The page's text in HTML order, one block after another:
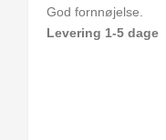
God fornnøjelse.
Levering 1-5 dage